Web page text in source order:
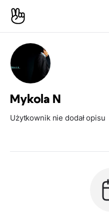
Mykola N
Użytkownik nie dodał opisu